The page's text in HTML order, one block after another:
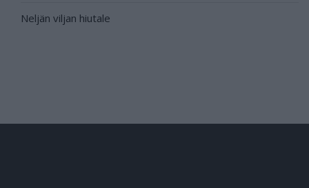
Neljän viljan hiutale